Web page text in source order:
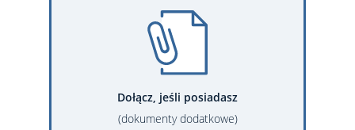
Dołącz, jeśli posiadasz
(dokumenty dodatkowe)